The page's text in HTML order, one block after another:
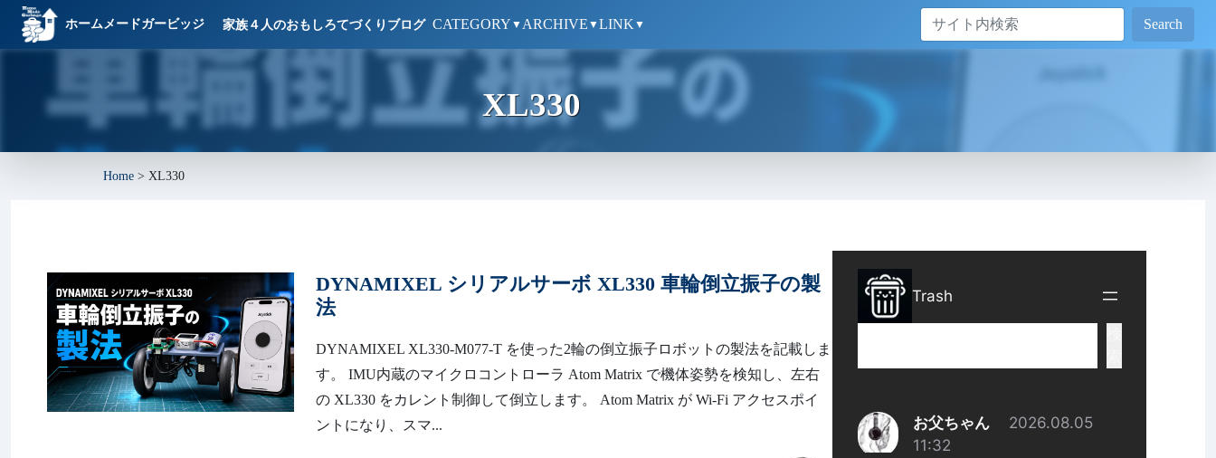
ホームメードガービッジ 家族４人のおもしろてづくりブログ CATEGORY ▼ ARCHIVE ▼LINK ▼ Search
XL330
Home > XL330
DYNAMIXEL シリアルサーボ XL330 車輪倒立振子の製
法
DYNAMIXEL XL330-M077-T を使った2輪の倒立振子ロボットの製法を記載しま
す。 IMU内蔵のマイクロコントローラ Atom Matrix で機体姿勢を検知し、左右
の XL330 をカレント制御して倒立します。 Atom Matrix が Wi-Fi アクセスポイ
ントになり、スマ...